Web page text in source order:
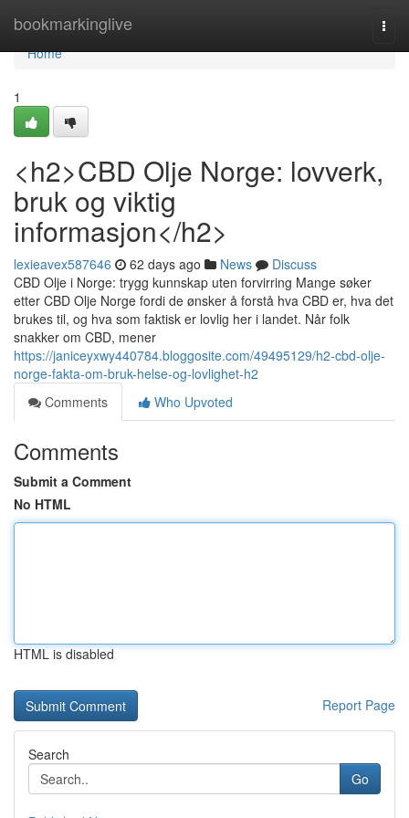
bookmarkinglive
Home
Home
1
<h2>CBD Olje Norge: lovverk,
bruk og viktig
informasjon</h2>
lexieavex587646 62 days ago News
Discuss
CBD Olje i Norge: trygg kunnskap uten forvirring Mange søker
etter CBD Olje Norge fordi de ønsker å forstå hva CBD er, hva det
brukes til, og hva som faktisk er lovlig her i landet. Når folk
snakker om CBD, mener
https://janiceyxwy440784.bloggosite.com/49495129/h2-cbd-olje-
norge-fakta-om-bruk-helse-og-lovlighet-h2
Comments
Who Upvoted
Comments
Submit a Comment
No HTML
HTML is disabled
Report Page
Search
Go